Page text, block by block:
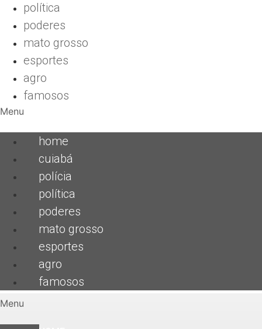
política
poderes
mato grosso
esportes
agro
famosos
Menu
home
cuiabá
polícia
política
poderes
mato grosso
esportes
agro
famosos
Menu